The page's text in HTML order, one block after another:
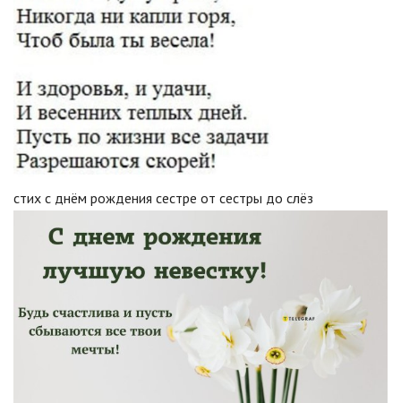
стих с днём рождения сестре от сестры до слёз